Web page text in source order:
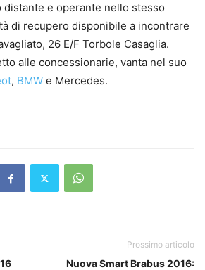
distante e operante nello stesso
di recupero disponibile a incontrare
26 E/F Torbole Casaglia.
alle concessionarie, vanta nel suo
, BMW e Mercedes.
Prossimo articolo
Nuova Smart Brabus 2016: